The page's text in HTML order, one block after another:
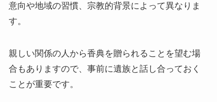
意向や地域の習慣、宗教的背景によって異なりま
す。
親しい関係の人から香典を贈られることを望む場
合もありますので、事前に遺族と話し合っておく
ことが重要です。